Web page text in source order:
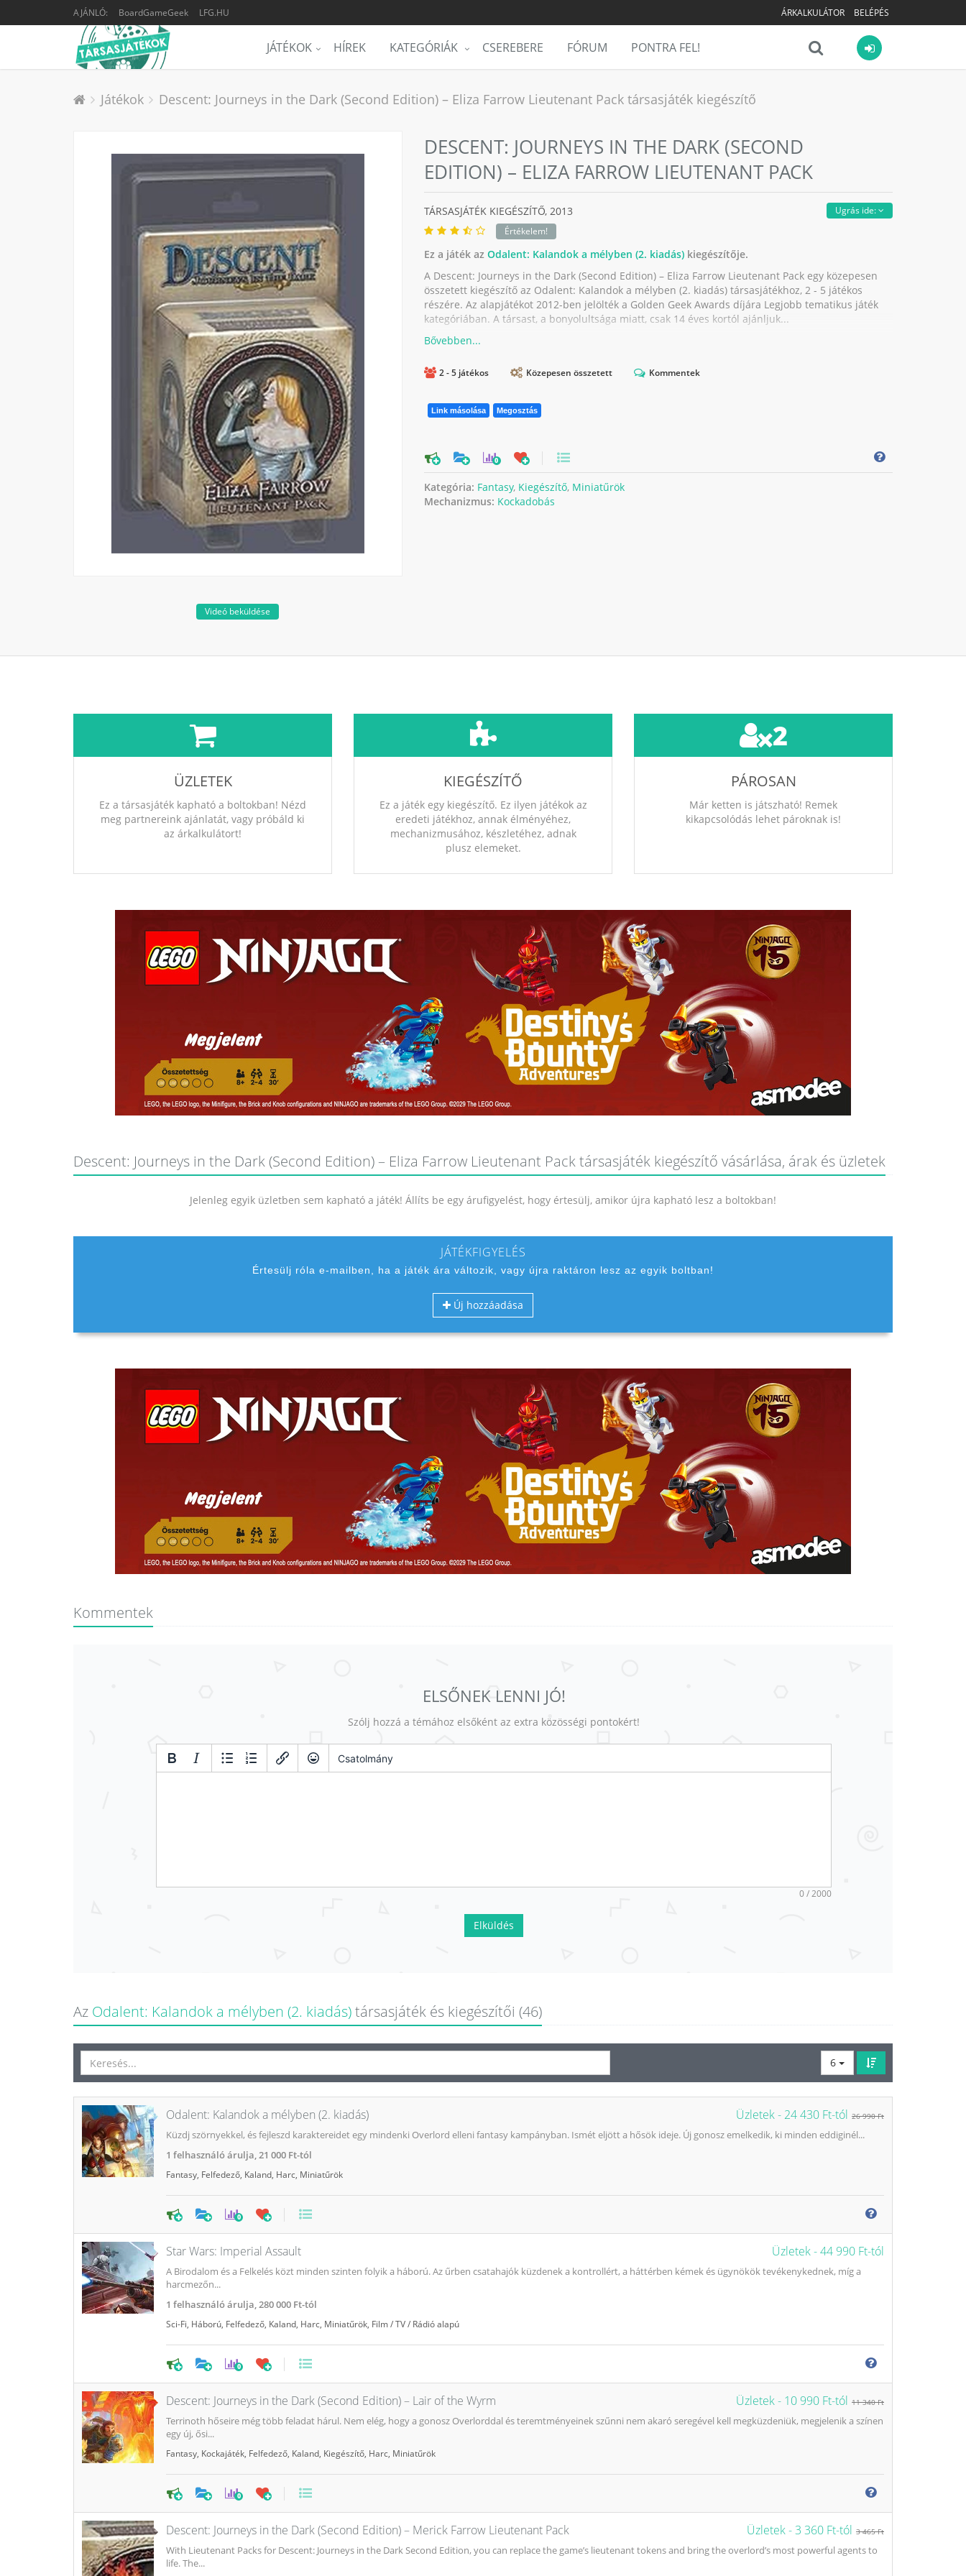
AJÁNLÓ: BoardGameGeek LFG.HU ÁRKALKULÁTOR BELÉPÉS
JÁTÉKOK HÍREK KATEGÓRIÁK CSEREBERE FÓRUM PONTRA FEL!
Játékok Descent: Journeys in the Dark (Second Edition) – Eliza Farrow Lieutenant Pack társasjáték kiegészítő
Videó beküldése
DESCENT: JOURNEYS IN THE DARK (SECOND
EDITION) – ELIZA FARROW LIEUTENANT PACK
Ugrás ide:
TÁRSASJÁTÉK KIEGÉSZÍTŐ, 2013
Értékelem!
Ez a játék az Odalent: Kalandok a mélyben (2. kiadás)kiegészítője.
A Descent: Journeys in the Dark (Second Edition) – Eliza Farrow Lieutenant Pack egy közepesen
összetett kiegészítő az Odalent: Kalandok a mélyben (2. kiadás) társasjátékhoz, 2 - 5 játékos
részére. Az alapjátékot 2012-ben jelölték a Golden Geek Awards díjára Legjobb tematikus játék
kategóriában. A társast, a bonyolultsága miatt, csak 14 éves kortól ajánljuk...
2 - 5 játékos Közepesen összetett Kommentek
Link másolása Megosztás
0
Kategória: Fantasy, Kiegészítő, Miniatűrök
Mechanizmus: Kockadobás
ÜZLETEK
Ez a társasjáték kapható a boltokban! Nézd
meg partnereink ajánlatát, vagy próbáld ki
az árkalkulátort!
KIEGÉSZÍTŐ
Ez a játék egy kiegészítő. Ez ilyen játékok az
eredeti játékhoz, annak élményéhez,
mechanizmusához, készletéhez, adnak
plusz elemeket.
2
PÁROSAN
Már ketten is játszható! Remek
kikapcsolódás lehet pároknak is!
Descent: Journeys in the Dark (Second Edition) – Eliza Farrow Lieutenant Pack társasjáték kiegészítő vásárlása, árak és üzletek
Jelenleg egyik üzletben sem kapható a játék! Állíts be egy árufigyelést, hogy értesülj, amikor újra kapható lesz a boltokban!
JÁTÉKFIGYELÉS
Értesülj róla e-mailben, ha a játék ára változik, vagy újra raktáron lesz az egyik boltban!
Új hozzáadása
Kommentek
ELSŐNEK LENNI JÓ!
Szólj hozzá a témához elsőként az extra közösségi pontokért!
Csatolmány
0 / 2000
Elküldés
Az Odalent: Kalandok a mélyben (2. kiadás)társasjáték és kiegészítői (46)
6
Üzletek - 24 430 Ft-tól 26 990 Ft
Odalent: Kalandok a mélyben (2. kiadás)
Küzdj szörnyekkel, és fejleszd karaktereidet egy mindenki Overlord elleni fantasy kampányban. Ismét eljött a hősök ideje. Új gonosz emelkedik, ki minden eddiginél...
1 felhasználó árulja,21 000 Ft-tól
Fantasy Felfedező Kaland Harc Miniatűrök
0
Üzletek -44 990 Ft-tól
Star Wars: Imperial Assault
A Birodalom és a Felkelés közt minden szinten folyik a háború. Az űrben csatahajók küzdenek a kontrollért, a háttérben kémek és ügynökök tevékenykednek, míg a
harcmezőn...
1 felhasználó árulja,280 000 Ft-tól
Sci-Fi Háború Felfedező Kaland Harc Miniatűrök Film / TV / Rádió alapú
0
Üzletek - 10 990 Ft-tól 11 340 Ft
Descent: Journeys in the Dark (Second Edition) – Lair of the Wyrm
Terrinoth hőseire még több feladat hárul. Nem elég, hogy a gonosz Overlorddal és teremtményeinek szűnni nem akaró seregével kell megküzdeniük, megjelenik a színen
egy új, ősi...
Fantasy Kockajáték Felfedező Kaland Kiegészítő Harc Miniatűrök
0
Üzletek -3 360 Ft-tól 3 465 Ft
Descent: Journeys in the Dark (Second Edition) – Merick Farrow Lieutenant Pack
With Lieutenant Packs for Descent: Journeys in the Dark Second Edition, you can replace the game’s lieutenant tokens and bring the overlord’s most powerful agents to
life. The...